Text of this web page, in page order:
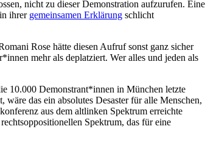
nicht zu dieser Demonstration aufzurufen. Eine
ihrer gemeinsamen Erklärung schlicht
Rose hätte diesen Aufruf sonst ganz sicher
mehr als deplatziert. Wer alles und jeden als
10.000 Demonstrant*innen in München letzte
das ein absolutes Desaster für alle Menschen,
aus dem altlinken Spektrum erreichte
Spektrum, das für eine